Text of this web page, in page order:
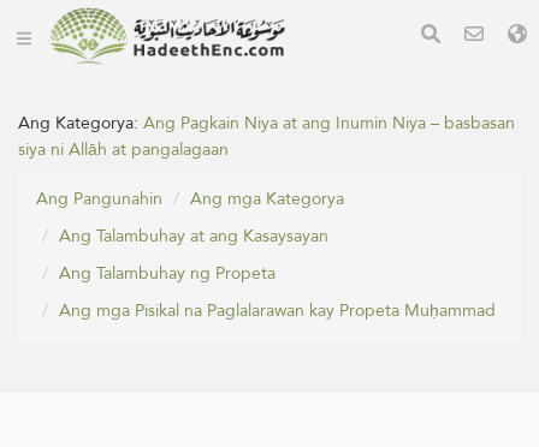
Ang Kategorya:Ang Pagkain Niya at ang Inumin Niya – basbasan
siya ni Allāh at pangalagaan
Ang Pangunahin
Ang mga Kategorya
Ang Talambuhay at ang Kasaysayan
Ang Talambuhay ng Propeta
Ang mga Pisikal na Paglalarawan kay Propeta Muḥammad